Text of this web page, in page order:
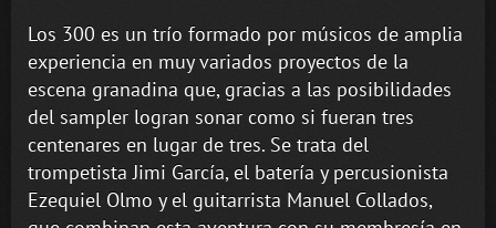
Los 300 es un trío formado por músicos de amplia
experiencia en muy variados proyectos de la
escena granadina que, gracias a las posibilidades
del sampler logran sonar como si fueran tres
centenares en lugar de tres. Se trata del
trompetista Jimi García, el batería y percusionista
Ezequiel Olmo y el guitarrista Manuel Collados,